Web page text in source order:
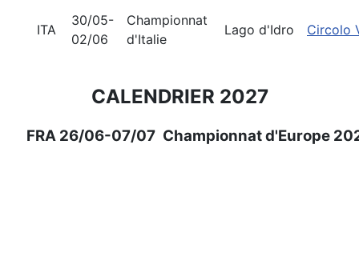
ITA
30/05-
02/06
Championnat
d'Italie
Lago d'Idro Circolo
CALENDRIER 2027
FRA 26/06-07/07 Championnat d'Europe